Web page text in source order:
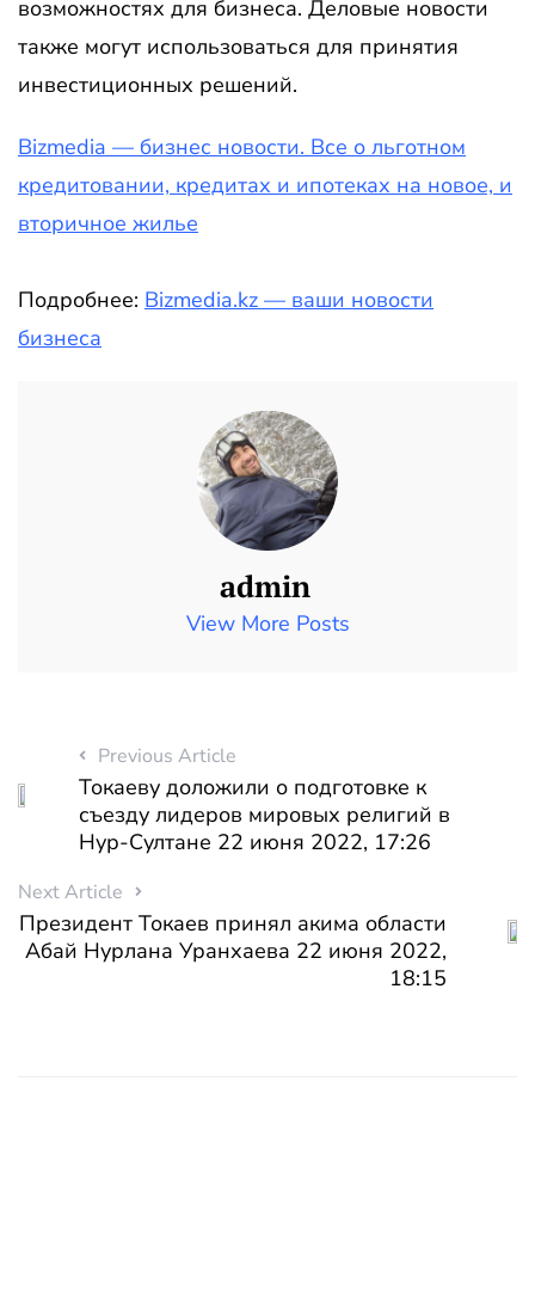
возможностях для бизнеса. Деловые новости
также могут использоваться для принятия
инвестиционных решений.
Bizmedia — бизнес новости. Все о льготном
кредитовании, кредитах и ипотеках на новое, и
вторичное жилье
Подробнее: Bizmedia.kz — ваши новости
бизнеса
admin
View More Posts
Previous Article
Токаеву доложили о подготовке к
съезду лидеров мировых религий в
Нур-Султане 22 июня 2022, 17:26
Next Article
Президент Токаев принял акима области
Абай Нурлана Уранхаева 22 июня 2022,
18:15